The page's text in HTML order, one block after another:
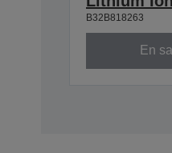
B32B818263
En